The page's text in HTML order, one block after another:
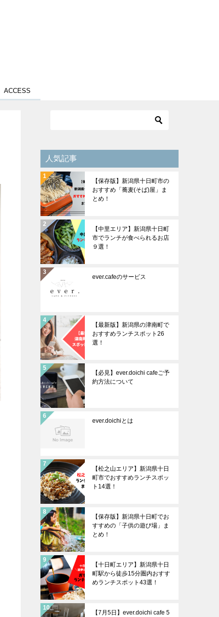
ACCESS
人気記事
【保存版】新潟県十日町市の
おすすめ「蕎麦(そば)屋」ま
とめ！
【中里エリア】新潟県十日町
市でランチが食べられるお店
９選！
ever.cafeのサービス
【最新版】新潟県の津南町で
おすすめランチスポット26
選！
【必見】ever.doichi cafeご予
約方法について
ever.doichiとは
【松之山エリア】新潟県十日
町市でおすすめランチスポッ
ト14選！
【保存版】新潟県十日町でお
すすめの「子供の遊び場」ま
とめ！
【十日町エリア】新潟県十日
町駅から徒歩15分圏内おすす
めランチスポット43選！
【7月5日】ever.doichi cafe 5